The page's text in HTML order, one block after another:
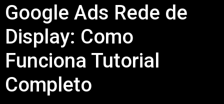
Google Ads Rede de
Display: Como
Funciona Tutorial
Completo